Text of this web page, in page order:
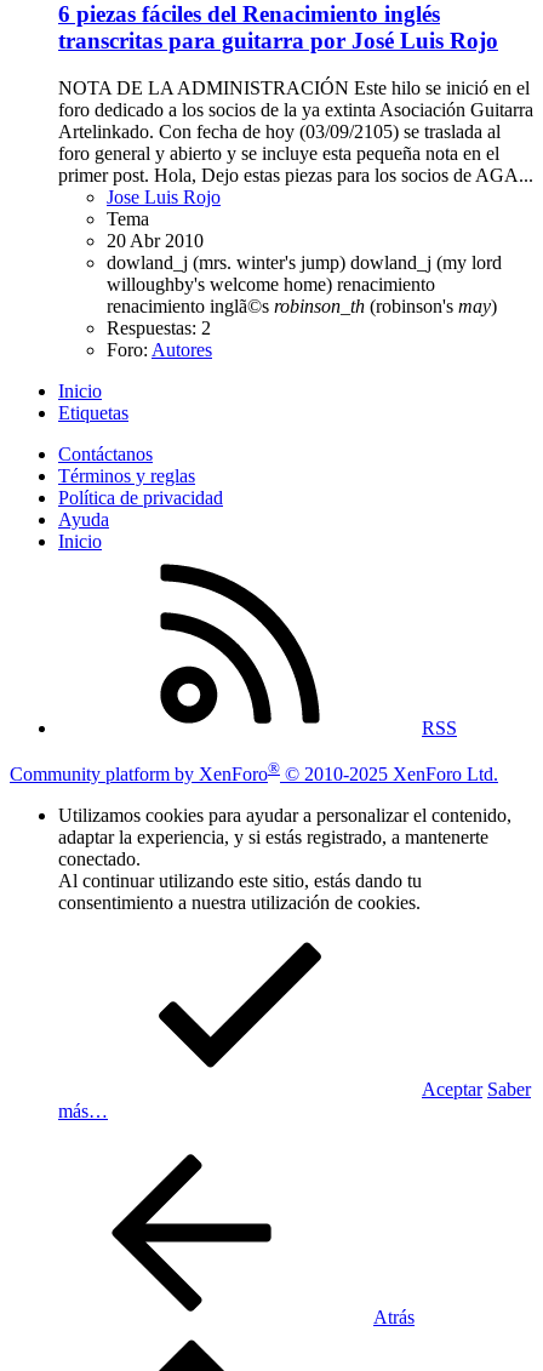
6 piezas fáciles del Renacimiento inglés
transcritas para guitarra por José Luis Rojo
NOTA DE LA ADMINISTRACIÓN Este hilo se inició en el
foro dedicado a los socios de la ya extinta Asociación Guitarra
Artelinkado. Con fecha de hoy (03/09/2105) se traslada al
foro general y abierto y se incluye esta pequeña nota en el
primer post. Hola, Dejo estas piezas para los socios de AGA...
Jose Luis Rojo
Tema
20 Abr 2010
dowland_j (mrs. winter's jump) dowland_j (my lord
willoughby's welcome home) renacimiento
renacimiento inglã©s robinson_th (robinson's may)
Respuestas: 2
Foro: Autores
Inicio
Etiquetas
Contáctanos
Términos y reglas
Política de privacidad
Ayuda
Inicio
RSS
Community platform by XenForo® © 2010-2025 XenForo Ltd.
Utilizamos cookies para ayudar a personalizar el contenido,
adaptar la experiencia, y si estás registrado, a mantenerte
conectado.
Al continuar utilizando este sitio, estás dando tu
consentimiento a nuestra utilización de cookies.
Aceptar Saber
más…
Atrás